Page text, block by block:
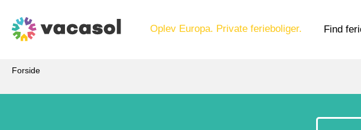
Oplev Europa. Private ferieboliger. Find
Forside